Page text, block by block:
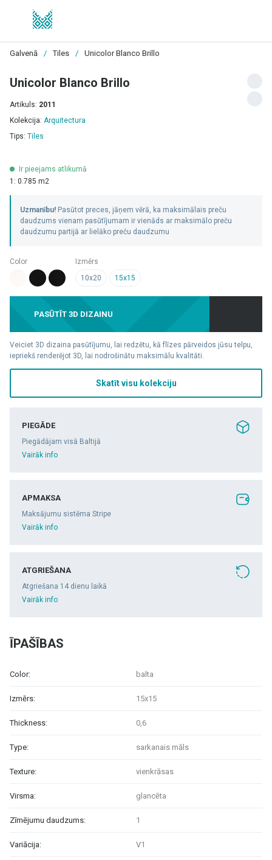
Galvenā / Tiles / Unicolor Blanco Brillo
Unicolor Blanco Brillo
Artikuls: 2011
Kolekcija: Arquitectura
Tips: Tiles
Ir pieejams atlikumā
1: 0.785 m2
Uzmanību! Pasūtot preces, jāņem vērā, ka maksimālais preču
daudzums vienam pasūtījumam ir vienāds ar maksimālo preču
daudzumu partijā ar lielāko preču daudzumu
Color
Izmērs
10x20
15x15
PASŪTĪT 3D DIZAINU
Veiciet 3D dizaina pasūtījumu, lai redzētu, kā flīzes pārveidos jūsu telpu,
iepriekš renderējot 3D, lai nodrošinātu maksimālu kvalitāti.
Skatīt visu kolekciju
PIEGĀDE
Piegādājam visā Baltijā
Vairāk info
APMAKSA
Maksājumu sistēma Stripe
Vairāk info
ATGRIEŠANA
Atgriešana 14 dienu laikā
Vairāk info
ĪPAŠĪBAS
Color: balta
Izmērs: 15x15
Thickness: 0,6
Type: sarkanais māls
Texture: vienkrāsas
Virsma: glancēta
Zīmējumu daudzums: 1
Variācija: V1